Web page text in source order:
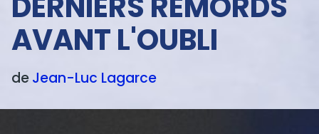
PODCASTS
AVANT L'OUBLI
deJean-Luc Lagarce